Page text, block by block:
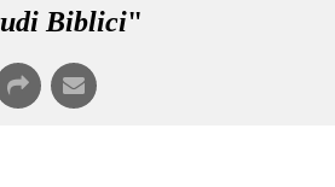
Biblici"